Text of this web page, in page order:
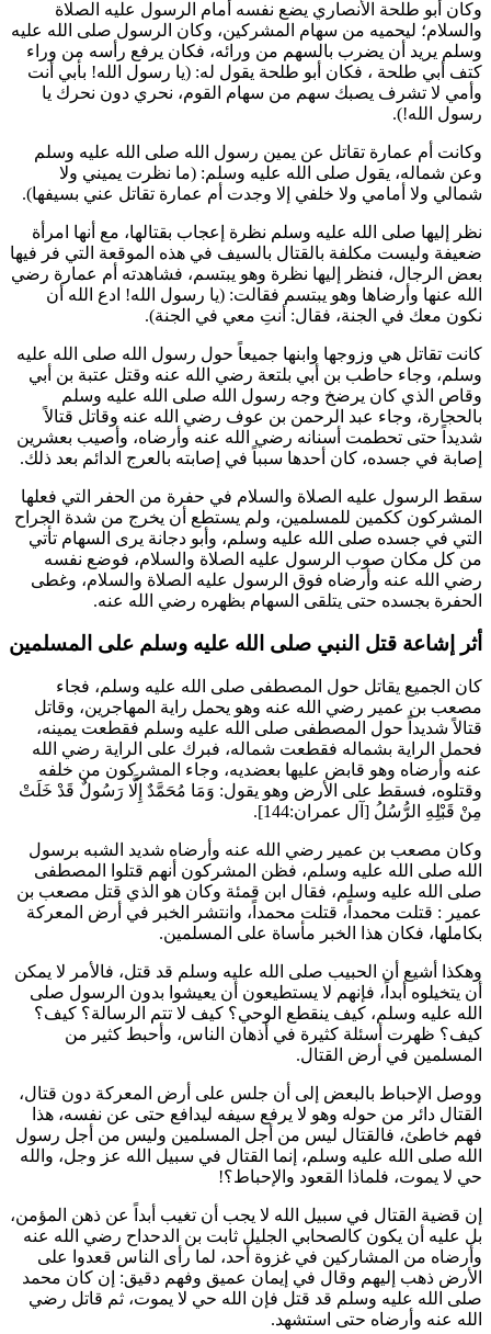
وكان أبو طلحة الأنصاري يضع نفسه أمام الرسول عليه الصلاة
والسلام؛ ليحميه من سهام المشركين، وكان الرسول صلى الله عليه
وسلم يريد أن يضرب بالسهم من ورائه، فكان يرفع رأسه من وراء
كتف أبي طلحة ، فكان أبو طلحة يقول له: (يا رسول الله! بأبي أنت
وأمي لا تشرف يصبك سهم من سهام القوم، نحري دون نحرك يا
رسول الله!).
وكانت أم عمارة تقاتل عن يمين رسول الله صلى الله عليه وسلم
وعن شماله، يقول صلى الله عليه وسلم: (ما نظرت يميني ولا
شمالي ولا أمامي ولا خلفي إلا وجدت أم عمارة تقاتل عني بسيفها).
نظر إليها صلى الله عليه وسلم نظرة إعجاب بقتالها، مع أنها امرأة
ضعيفة وليست مكلفة بالقتال بالسيف في هذه الموقعة التي فر فيها
بعض الرجال، فنظر إليها نظرة وهو يبتسم، فشاهدته أم عمارة رضي
الله عنها وأرضاها وهو يبتسم فقالت: (يا رسول الله! ادع الله أن
نكون معك في الجنة، فقال: أنتِ معي في الجنة).
كانت تقاتل هي وزوجها وابنها جميعاً حول رسول الله صلى الله عليه
وسلم، وجاء حاطب بن أبي بلتعة رضي الله عنه وقتل عتبة بن أبي
وقاص الذي كان يرضخ وجه رسول الله صلى الله عليه وسلم
بالحجارة، وجاء عبد الرحمن بن عوف رضي الله عنه وقاتل قتالاً
شديداً حتى تحطمت أسنانه رضي الله عنه وأرضاه، وأصيب بعشرين
إصابة في جسده، كان أحدها سبباً في إصابته بالعرج الدائم بعد ذلك.
سقط الرسول عليه الصلاة والسلام في حفرة من الحفر التي فعلها
المشركون ككمين للمسلمين، ولم يستطع أن يخرج من شدة الجراح
التي في جسده صلى الله عليه وسلم، و أبو دجانة يرى السهام تأتي
من كل مكان صوب الرسول عليه الصلاة والسلام، فوضع نفسه
رضي الله عنه وأرضاه فوق الرسول عليه الصلاة والسلام، وغطى
الحفرة بجسده حتى يتلقى السهام بظهره رضي الله عنه.
أثر إشاعة قتل النبي صلى الله عليه وسلم على المسلمين
كان الجميع يقاتل حول المصطفى صلى الله عليه وسلم، فجاء
مصعب بن عمير رضي الله عنه وهو يحمل راية المهاجرين، وقاتل
قتالاً شديداً حول المصطفى صلى الله عليه وسلم فقطعت يمينه،
فحمل الراية بشماله فقطعت شماله، فبرك على الراية رضي الله
عنه وأرضاه وهو قابض عليها بعضديه، وجاء المشركون من خلفه
وقتلوه، فسقط على الأرض وهو يقول: وَمَا مُحَمَّدٌ إِلَّا رَسُولٌ قَدْ خَلَتْ
مِنْ قَبْلِهِ الرُّسُلُ [آل عمران:144].
وكان مصعب بن عمير رضي الله عنه وأرضاه شديد الشبه برسول
الله صلى الله عليه وسلم، فظن المشركون أنهم قتلوا المصطفى
صلى الله عليه وسلم، فقال ابن قمئة وكان هو الذي قتل مصعب بن
عمير : قتلت محمداً، قتلت محمداً، وانتشر الخبر في أرض المعركة
بكاملها، فكان هذا الخبر مأساة على المسلمين.
وهكذا أشيع أن الحبيب صلى الله عليه وسلم قد قتل، فالأمر لا يمكن
أن يتخيلوه أبداً، فإنهم لا يستطيعون أن يعيشوا بدون الرسول صلى
الله عليه وسلم، كيف ينقطع الوحي؟ كيف لا تتم الرسالة؟ كيف؟
كيف؟ ظهرت أسئلة كثيرة في أذهان الناس، وأحبط كثير من
المسلمين في أرض القتال.
ووصل الإحباط بالبعض إلى أن جلس على أرض المعركة دون قتال،
القتال دائر من حوله وهو لا يرفع سيفه ليدافع حتى عن نفسه، هذا
فهم خاطئ، فالقتال ليس من أجل المسلمين وليس من أجل رسول
الله صلى الله عليه وسلم، إنما القتال في سبيل الله عز وجل، والله
حي لا يموت، فلماذا القعود والإحباط؟!
إن قضية القتال في سبيل الله لا يجب أن تغيب أبداً عن ذهن المؤمن،
بل عليه أن يكون كالصحابي الجليل ثابت بن الدحداح رضي الله عنه
وأرضاه من المشاركين في غزوة أحد، لما رأى الناس قعدوا على
الأرض ذهب إليهم وقال في إيمان عميق وفهم دقيق: إن كان محمد
صلى الله عليه وسلم قد قتل فإن الله حي لا يموت، ثم قاتل رضي
الله عنه وأرضاه حتى استشهد.